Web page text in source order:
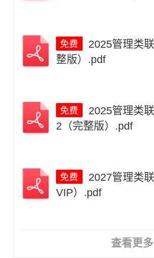
整版）.pdf
2（完整版）.pdf
VIP）.pdf
查看更多